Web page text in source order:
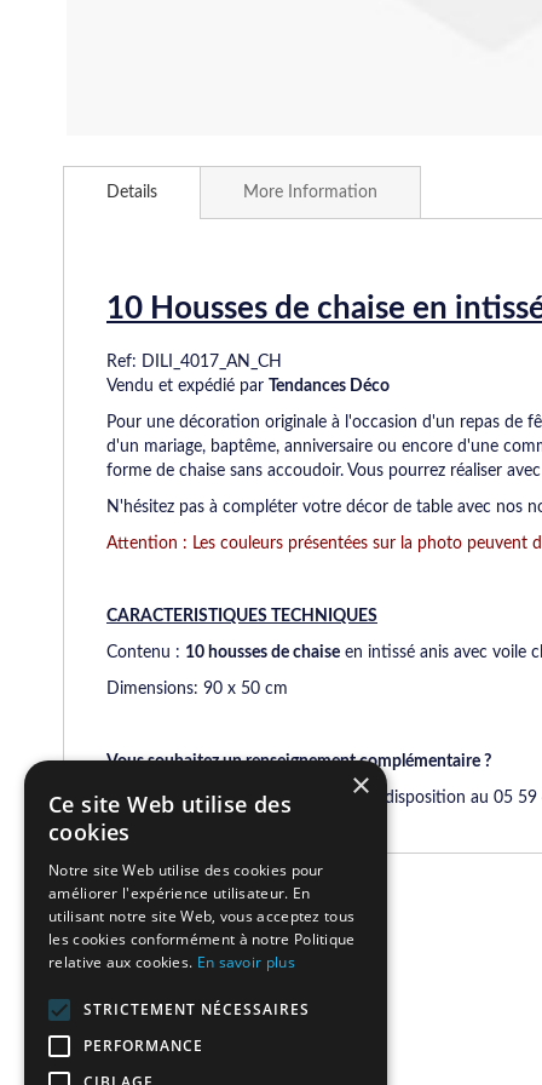
to
Details
10 Housses de chaise en
Ref: DILI_4017_AN_CH
Vendu et expédié par
Tendances Déco
Pour une décoration originale à l'occasion d'un repas de
d'un mariage, baptême, anniversaire ou encore d'une
forme de chaise sans accoudoir. Vous pourrez réaliser
N'hésitez pas à compléter votre décor de table avec nos
Attention : Les couleurs présentées sur la photo peuvent
CARACTERISTIQUES TECHNIQUES
Contenu : 10 housses de chaise en intissé anis avec voile
Dimensions: 90 x 50 cm
Vous souhaitez un renseignement complémentaire ?
Notre service commercial est à votre disposition au 05
More Information
Related Products
×
Ce site Web utilise des
cookies
Notre site Web utilise des cookies pour
améliorer l'expérience utilisateur. En
utilisant notre site Web, vous acceptez tous
les cookies conformément à notre Politique
relative aux cookies. En savoir plus
STRICTEMENT NÉCESSAIRES
PERFORMANCE